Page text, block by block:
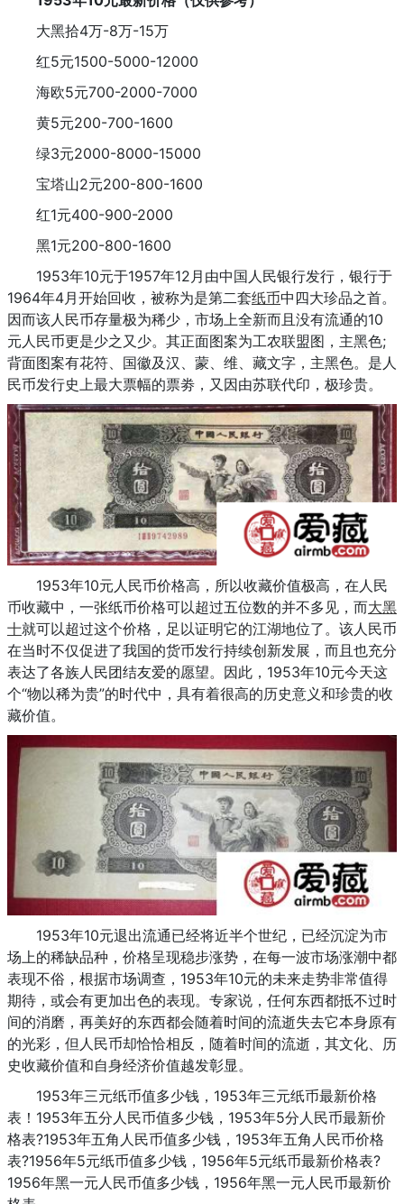
大黑拾4万-8万-15万
红5元1500-5000-12000
海欧5元700-2000-7000
黄5元200-700-1600
绿3元2000-8000-15000
宝塔山2元200-800-1600
红1元400-900-2000
黑1元200-800-1600
1953年10元于1957年12月由中国人民银行发行，银行于
1964年4月开始回收，被称为是第二套纸币中四大珍品之首。
因而该人民币存量极为稀少，市场上全新而且没有流通的10
元人民币更是少之又少。其正面图案为工农联盟图，主黑色;
背面图案有花符、国徽及汉、蒙、维、藏文字，主黑色。是人
民币发行史上最大票幅的票劵，又因由苏联代印，极珍贵。
1953年10元人民币价格高，所以收藏价值极高，在人民
币收藏中，一张纸币价格可以超过五位数的并不多见，而大黑
十就可以超过这个价格，足以证明它的江湖地位了。该人民币
在当时不仅促进了我国的货币发行持续创新发展，而且也充分
表达了各族人民团结友爱的愿望。因此，1953年10元今天这
个“物以稀为贵”的时代中，具有着很高的历史意义和珍贵的收
藏价值。
1953年10元退出流通已经将近半个世纪，已经沉淀为市
场上的稀缺品种，价格呈现稳步涨势，在每一波市场涨潮中都
表现不俗，根据市场调查，1953年10元的未来走势非常值得
期待，或会有更加出色的表现。专家说，任何东西都抵不过时
间的消磨，再美好的东西都会随着时间的流逝失去它本身原有
的光彩，但人民币却恰恰相反，随着时间的流逝，其文化、历
史收藏价值和自身经济价值越发彰显。
1953年三元纸币值多少钱，1953年三元纸币最新价格
表！1953年五分人民币值多少钱，1953年5分人民币最新价
格表?1953年五角人民币值多少钱，1953年五角人民币价格
表?1956年5元纸币值多少钱，1956年5元纸币最新价格表?
1956年黑一元人民币值多少钱，1956年黑一元人民币最新价